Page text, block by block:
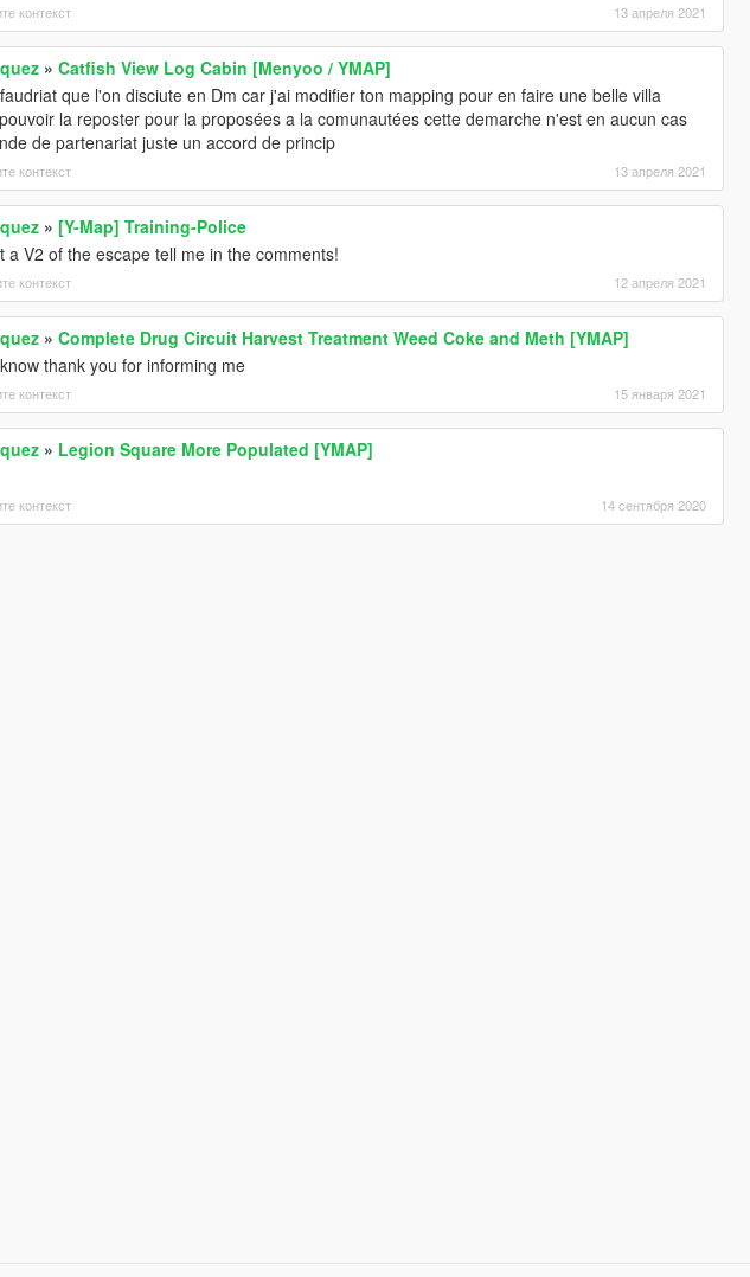
контекст 13 апреля 2021
»Catfish View Log Cabin [Menyoo / YMAP]
que l'on disciute en Dm car j'ai modifier ton mapping pour en faire une belle villa
la reposter pour la proposées a la comunautées cette demarche n'est en aucun cas
de partenariat juste un accord de princip
контекст 13 апреля 2021
» [Y-Map] Training-Police
a V2 of the escape tell me in the comments!
контекст 12 апреля 2021
»Complete Drug Circuit Harvest Treatment Weed Coke and Meth [YMAP]
thank you for informing me
контекст 15 января 2021
» Legion Square More Populated [YMAP]
контекст 14 сентября 2020